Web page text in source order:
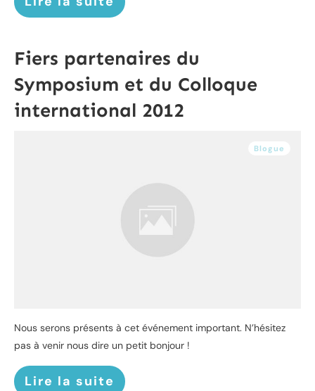
Fiers partenaires du
Symposium et du Colloque
international 2012
Blogue
Nous serons présents à cet événement important. N’hésitez
pas à venir nous dire un petit bonjour !
Lire la suite